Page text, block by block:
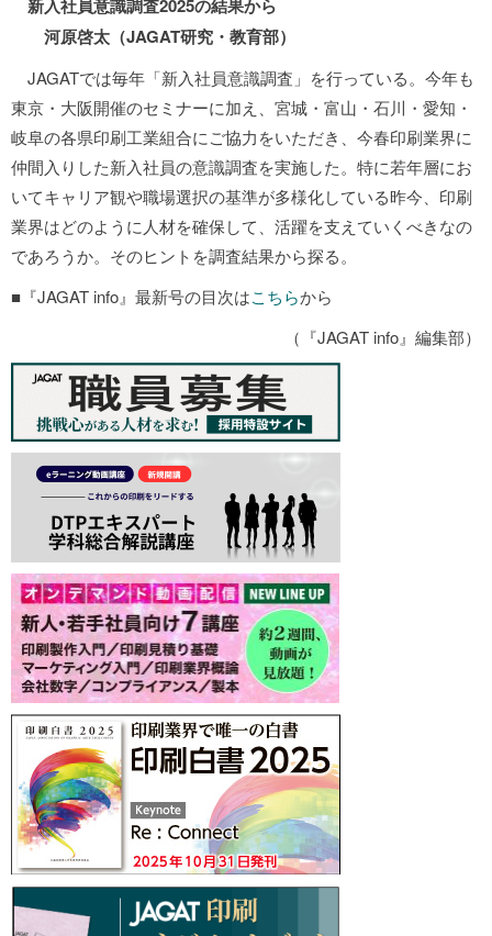
新入社員意識調査2025の結果から
河原啓太（JAGAT研究・教育部）
JAGATでは毎年「新入社員意識調査」を行っている。今年も
東京・大阪開催のセミナーに加え、宮城・富山・石川・愛知・
岐阜の各県印刷工業組合にご協力をいただき、今春印刷業界に
仲間入りした新入社員の意識調査を実施した。特に若年層にお
いてキャリア観や職場選択の基準が多様化している昨今、印刷
業界はどのように人材を確保して、活躍を支えていくべきなの
であろうか。そのヒントを調査結果から探る。
■『JAGAT info』最新号の目次はこちらから
（『JAGAT info』編集部）